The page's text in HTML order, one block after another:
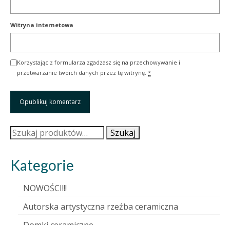
Witryna internetowa
Korzystając z formularza zgadzasz się na przechowywanie i
przetwarzanie twoich danych przez tę witrynę. *
Szukaj: Szukaj
Kategorie
NOWOŚCI!!!
Autorska artystyczna rzeźba ceramiczna